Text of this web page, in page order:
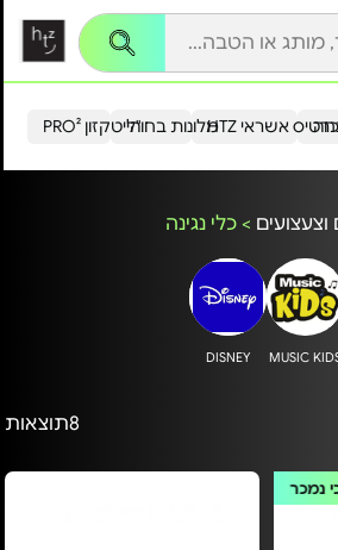
הייטקזון PRO²מלונות בחו"ל כרטיס אשראי HTZ
וצעצועים > כלי נגינה
MUSIC
DISNEY
8תוצאות
נמכר